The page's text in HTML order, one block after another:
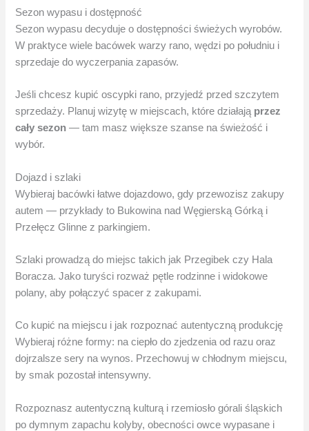
Sezon wypasu i dostępność
Sezon wypasu decyduje o dostępności świeżych wyrobów.
W praktyce wiele bacówek warzy rano, wędzi po południu i
sprzedaje do wyczerpania zapasów.
Jeśli chcesz kupić oscypki rano, przyjedź przed szczytem
sprzedaży. Planuj wizytę w miejscach, które działają przez
cały sezon — tam masz większe szanse na świeżość i
wybór.
Dojazd i szlaki
Wybieraj bacówki łatwe dojazdowo, gdy przewozisz zakupy
autem — przykłady to Bukowina nad Węgierską Górką i
Przełęcz Glinne z parkingiem.
Szlaki prowadzą do miejsc takich jak Przegibek czy Hala
Boracza. Jako turyści rozważ pętle rodzinne i widokowe
polany, aby połączyć spacer z zakupami.
Co kupić na miejscu i jak rozpoznać autentyczną produkcję
Wybieraj różne formy: na ciepło do zjedzenia od razu oraz
dojrzalsze sery na wynos. Przechowuj w chłodnym miejscu,
by smak pozostał intensywny.
Rozpoznasz autentyczną kulturą i rzemiosło górali śląskich
po dymnym zapachu kolyby, obecności owce wypasane i